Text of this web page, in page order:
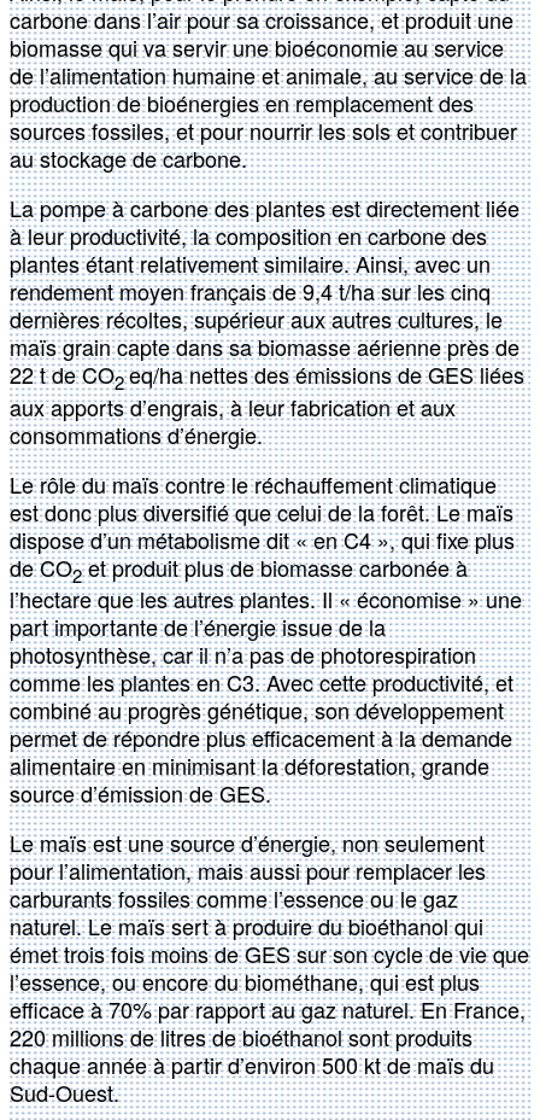
carbone dans l’air pour sa croissance, et produit une
biomasse qui va servir une bioéconomie au service
de l’alimentation humaine et animale, au service de la
production de bioénergies en remplacement des
sources fossiles, et pour nourrir les sols et contribuer
au stockage de carbone.
La pompe à carbone des plantes est directement liée
à leur productivité, la composition en carbone des
plantes étant relativement similaire. Ainsi, avec un
rendement moyen français de 9,4 t/ha sur les cinq
dernières récoltes, supérieur aux autres cultures, le
maïs grain capte dans sa biomasse aérienne près de
22 t de CO2eq/ha nettes des émissions de GES liées
aux apports d’engrais, à leur fabrication et aux
consommations d’énergie.
Le rôle du maïs contre le réchauffement climatique
est donc plus diversifié que celui de la forêt. Le maïs
dispose d’un métabolisme dit « en C4 », qui fixe plus
de CO2et produit plus de biomasse carbonée à
l’hectare que les autres plantes. Il « économise » une
part importante de l’énergie issue de la
photosynthèse, car il n’a pas de photorespiration
comme les plantes en C3. Avec cette productivité, et
combiné au progrès génétique, son développement
permet de répondre plus efficacement à la demande
alimentaire en minimisant la déforestation, grande
source d’émission de GES.
Le maïs est une source d’énergie, non seulement
pour l’alimentation, mais aussi pour remplacer les
carburants fossiles comme l’essence ou le gaz
naturel. Le maïs sert à produire du bioéthanol qui
émet trois fois moins de GES sur son cycle de vie que
l’essence, ou encore du biométhane, qui est plus
efficace à 70% par rapport au gaz naturel. En France,
220 millions de litres de bioéthanol sont produits
chaque année à partir d’environ 500 kt de maïs du
Sud-Ouest.